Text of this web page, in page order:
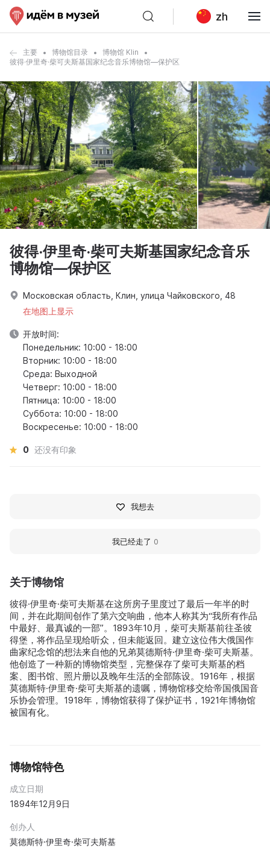
zh
主要 博物馆目录
博物馆 Klin
彼得·伊里奇·柴可夫斯基国家纪念音乐博物馆—保护区
关于博物馆
彼得·伊里奇·柴可夫斯基在这所房子里度过了最后一年半的时
间，并在此期间创作了第六交响曲，他本人称其为“我所有作品
中最好、最真诚的一部”。1893年10月，柴可夫斯基前往圣彼
得堡，将作品呈现给听众，但未能返回。建立这位伟大俄国作
曲家纪念馆的想法来自他的兄弟莫德斯特·伊里奇·柴可夫斯基。
他创造了一种新的博物馆类型，完整保存了柴可夫斯基的档
案、图书馆、照片册以及晚年生活的全部陈设。1916年，根据
莫德斯特·伊里奇·柴可夫斯基的遗嘱，博物馆移交给帝国俄国音
乐协会管理。1918年，博物馆获得了保护证书，1921年博物馆
被国有化。
博物馆特色
成立日期
1894年12月9日
创办人
莫德斯特·伊里奇·柴可夫斯基
彼得·伊里奇·柴可夫斯基国家纪念音乐
博物馆—保护区
Московская область, Клин, улица Чайковского, 48
在地图上显示
开放时间:
Понедельник: 10:00 - 18:00
Вторник: 10:00 - 18:00
Среда: Выходной
Четверг: 10:00 - 18:00
Пятница: 10:00 - 18:00
Суббота: 10:00 - 18:00
Воскресенье: 10:00 - 18:00
0 还没有印象
我想去
我已经走了 0